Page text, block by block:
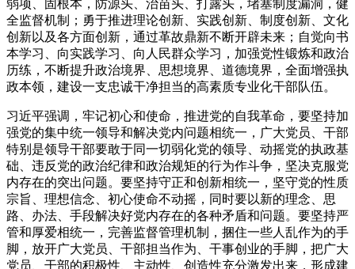
弱项、固根本，防源头、治苗头、打露头，堵塞制度漏洞，健
全监督机制；勇于推进理论创新、实践创新、制度创新、文化
创新以及各方面创新，通过革故鼎新不断开辟未来；自觉向书
本学习、向实践学习、向人民群众学习，加强党性锻炼和政治
历练，不断提升政治境界、思想境界、道德境界，全面增强执
政本领，建设一支忠诚干净担当的高素质专业化干部队伍。
习近平强调，牢记初心和使命，推进党的自我革命，要坚持加
强党的集中统一领导和解决党内问题相统一，广大党员、干部
特别是领导干部要敢于同一切弱化党的领导、动摇党的执政基
础、违反党的政治纪律和政治规矩的行为作斗争，坚决克服党
内存在的突出问题。要坚持守正和创新相统一，坚守党的性质
宗旨、理想信念、初心使命不动摇，同时要以新的理念、思
路、办法、手段解决好党内存在的各种矛盾和问题。要坚持严
管和厚爱相统一，完善监督管理机制，捆住一些人乱作为的手
脚，放开广大党员、干部担当作为、干事创业的手脚，把广大
党员、干部的积极性、主动性、创造性充分激发出来，形成建